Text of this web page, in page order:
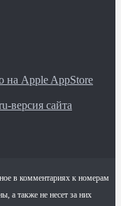
в комментариях к номерам
а также не несет за них